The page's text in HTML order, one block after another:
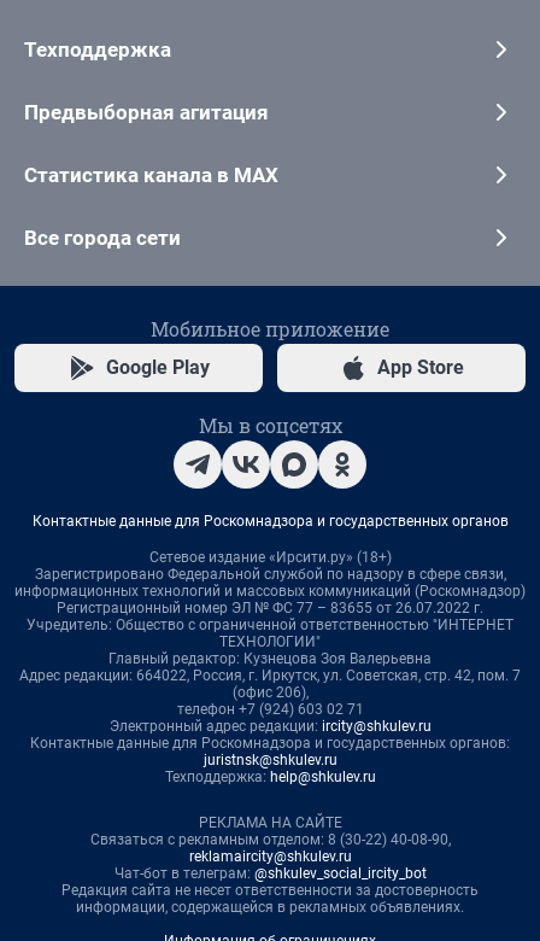
Техподдержка
Предвыборная агитация
Статистика канала в MAX
Все города сети
Мобильное приложение
Google Play App Store
Мы в соцсетях
Контактные данные для Роскомнадзора и государственных органов
Сетевое издание «Ирсити.ру» (18+)
Зарегистрировано Федеральной службой по надзору в сфере связи,
информационных технологий и массовых коммуникаций (Роскомнадзор)
Регистрационный номер ЭЛ № ФС 77 – 83655 от 26.07.2022 г.
Учредитель: Общество с ограниченной ответственностью "ИНТЕРНЕТ
ТЕХНОЛОГИИ"
Главный редактор: Кузнецова Зоя Валерьевна
Адрес редакции: 664022, Россия, г. Иркутск, ул. Советская, стр. 42, пом. 7
(офис 206),
телефон +7 (924) 603 02 71
Электронный адрес редакции: ircity@shkulev.ru
Контактные данные для Роскомнадзора и государственных органов:
juristnsk@shkulev.ru
Техподдержка: help@shkulev.ru
РЕКЛАМА НА САЙТЕ
Связаться с рекламным отделом: 8 (30-22) 40-08-90,
reklamaircity@shkulev.ru
Чат-бот в телеграм: @shkulev_social_ircity_bot
Редакция сайта не несет ответственности за достоверность
информации, содержащейся в рекламных объявлениях.